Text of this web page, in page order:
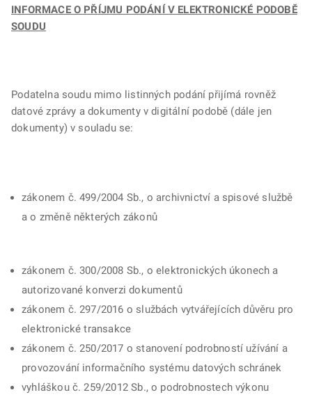
INFORMACE O PŘÍJMU PODÁNÍ V ELEKTRONICKÉ PODOBĚ
SOUDU
Podatelna soudu mimo listinných podání přijímá rovněž
datové zprávy a dokumenty v digitální podobě (dále jen
dokumenty) v souladu se:
zákonem č. 499/2004 Sb., o archivnictví a spisové službě
a o změně některých zákonů
zákonem č. 300/2008 Sb., o elektronických úkonech a
autorizované konverzi dokumentů
zákonem č. 297/2016 o službách vytvářejících důvěru pro
elektronické transakce
zákonem č. 250/2017 o stanovení podrobností užívání a
provozování informačního systému datových schránek
vyhláškou č. 259/2012 Sb., o podrobnostech výkonu